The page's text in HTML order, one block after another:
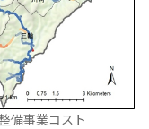
備事業コスト